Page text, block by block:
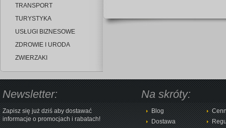
TRANSPORT
TURYSTYKA
USŁUGI BIZNESOWE
ZDROWIE I URODA
ZWIERZAKI
Newsletter:
Zapisz się już dziś aby dostawać
informacje o promocjach i rabatach!
Na skróty:
Blog
Dostawa